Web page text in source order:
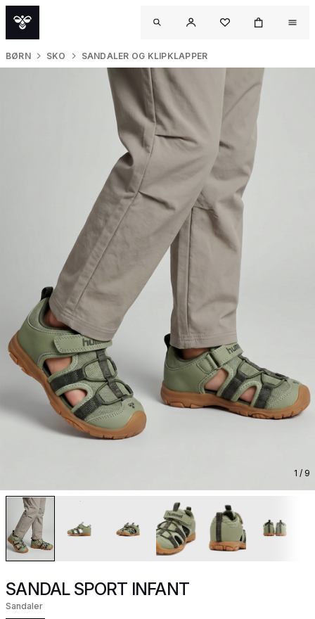
BØRN SKO SANDALER OG KLIPKLAPPER
1 / 9
SANDAL SPORT INFANT
Sandaler